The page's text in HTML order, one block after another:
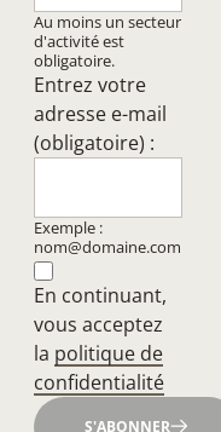
Au moins un secteur
d'activité est
obligatoire.
Entrez votre
adresse e-mail
(obligatoire) :
Exemple :
nom@domaine.com
En continuant,
vous acceptez
la politique de
confidentialité
S'ABONNER